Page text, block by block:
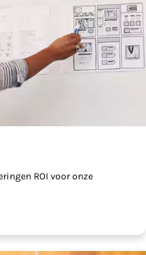
ROI voor onze